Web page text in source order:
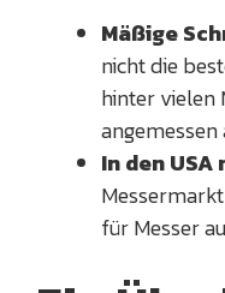
Mäßige
nicht die
hinter vielen
angemessen
In den
für Messer